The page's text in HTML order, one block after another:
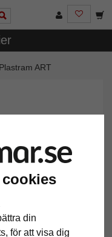
din
för att visa dig
Plastram ART